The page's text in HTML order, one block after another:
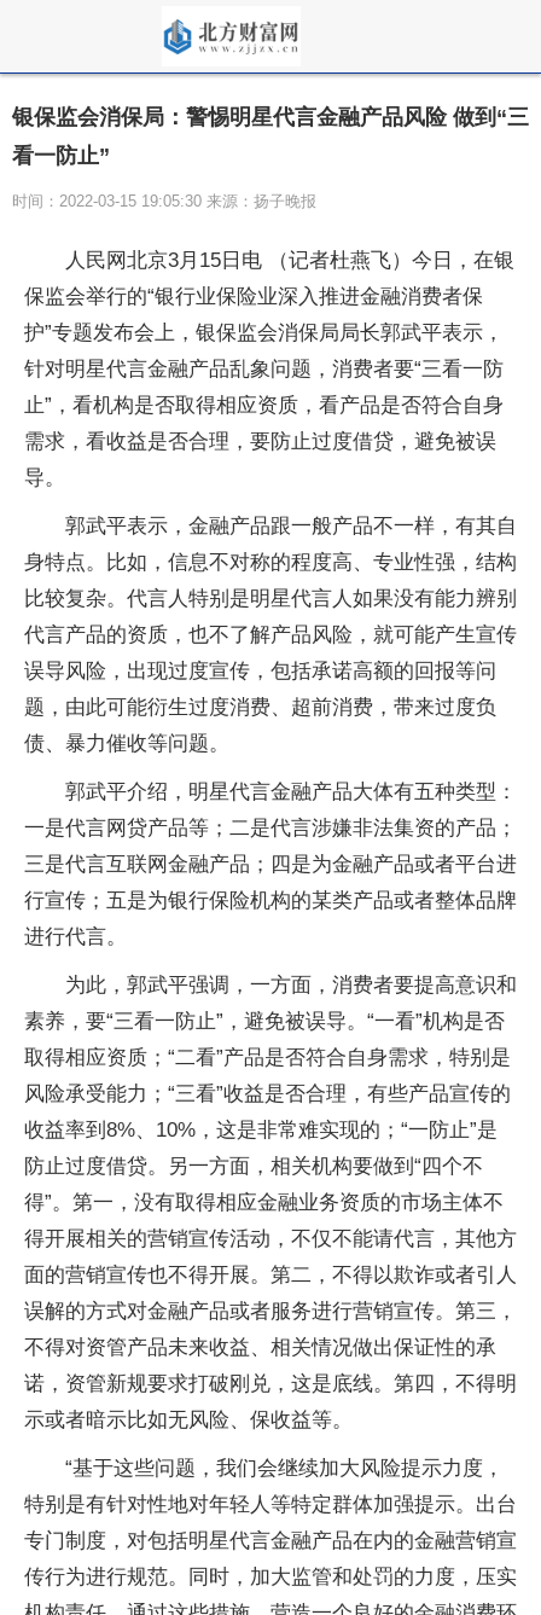
银保监会消保局：警惕明星代言金融产品风险 做到“三
看一防止”
时间：2022-03-15 19:05:30 来源：扬子晚报
人民网北京3月15日电 （记者杜燕飞）今日，在银
保监会举行的“银行业保险业深入推进金融消费者保
护”专题发布会上，银保监会消保局局长郭武平表示，
针对明星代言金融产品乱象问题，消费者要“三看一防
止”，看机构是否取得相应资质，看产品是否符合自身
需求，看收益是否合理，要防止过度借贷，避免被误
导。
郭武平表示，金融产品跟一般产品不一样，有其自
身特点。比如，信息不对称的程度高、专业性强，结构
比较复杂。代言人特别是明星代言人如果没有能力辨别
代言产品的资质，也不了解产品风险，就可能产生宣传
误导风险，出现过度宣传，包括承诺高额的回报等问
题，由此可能衍生过度消费、超前消费，带来过度负
债、暴力催收等问题。
郭武平介绍，明星代言金融产品大体有五种类型：
一是代言网贷产品等；二是代言涉嫌非法集资的产品；
三是代言互联网金融产品；四是为金融产品或者平台进
行宣传；五是为银行保险机构的某类产品或者整体品牌
进行代言。
为此，郭武平强调，一方面，消费者要提高意识和
素养，要“三看一防止”，避免被误导。“一看”机构是否
取得相应资质；“二看”产品是否符合自身需求，特别是
风险承受能力；“三看”收益是否合理，有些产品宣传的
收益率到8%、10%，这是非常难实现的；“一防止”是
防止过度借贷。另一方面，相关机构要做到“四个不
得”。第一，没有取得相应金融业务资质的市场主体不
得开展相关的营销宣传活动，不仅不能请代言，其他方
面的营销宣传也不得开展。第二，不得以欺诈或者引人
误解的方式对金融产品或者服务进行营销宣传。第三，
不得对资管产品未来收益、相关情况做出保证性的承
诺，资管新规要求打破刚兑，这是底线。第四，不得明
示或者暗示比如无风险、保收益等。
“基于这些问题，我们会继续加大风险提示力度，
特别是有针对性地对年轻人等特定群体加强提示。出台
专门制度，对包括明星代言金融产品在内的金融营销宣
传行为进行规范。同时，加大监管和处罚的力度，压实